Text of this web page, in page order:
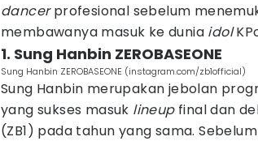
dancerprofesional sebelum
membawanya masuk ke dunia idol
1. Sung Hanbin ZEROBASEONE
Sung Hanbin ZEROBASEONE (instagram.com/zb1official)
Sung Hanbin merupakan jebolan
yang sukses masuk lineupfinal dan
(ZB1) pada tahun yang sama.